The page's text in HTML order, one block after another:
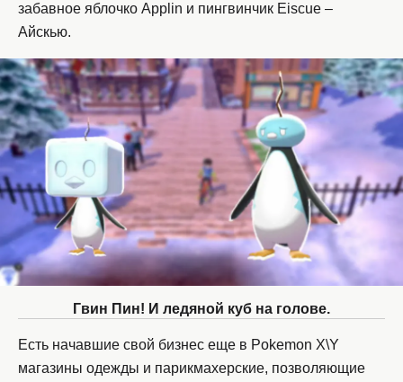
забавное яблочко Applin и пингвинчик Eiscue –
Айскью.
Гвин Пин! И ледяной куб на голове.
Есть начавшие свой бизнес еще в Pokemon X\Y
магазины одежды и парикмахерские, позволяющие